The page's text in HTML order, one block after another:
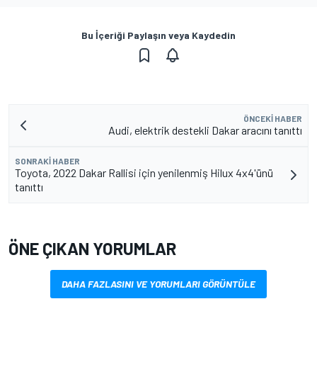
Bu İçeriği Paylaşın veya Kaydedin
ÖNCEKI HABER
Audi, elektrik destekli Dakar aracını tanıttı
SONRAKI HABER
Toyota, 2022 Dakar Rallisi için yenilenmiş Hilux 4x4'ünü
tanıttı
ÖNE ÇIKAN YORUMLAR
DAHA FAZLASINI VE YORUMLARI GÖRÜNTÜLE